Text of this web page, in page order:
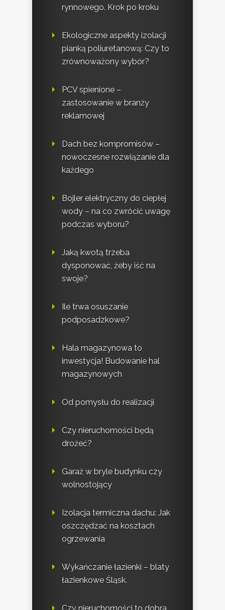
rynnowego. Krok po kroku
Ekologiczne aspekty izolacji
pianką poliuretanową: Czy to
zrównoważony wybór?
PCV spienione –
zastosowanie w branży
reklamowej
Dach bez kompromisów –
nowoczesne rozwiązanie dla
każdego
Bojler elektryczny do ciepłej
wody – na co zwrócić uwagę
podczas wyboru?
Jaką kwotą trzeba
dysponować, żeby iść na
swoje?
Ile trwa osuszanie
podposadzkowe?
Hala magazynowa to
inwestycja! Budowanie hal
magazynowych
Od pomysłu do realizacji
Czy nieruchomości będą
drożeć?
Garaż w bryle budynku czy
wolnostojący
Izolacja termiczna dachu: Jak
oszczędzać na kosztach
ogrzewania
Wykańczanie łazienki – blaty
łazienkowe Śląsk.